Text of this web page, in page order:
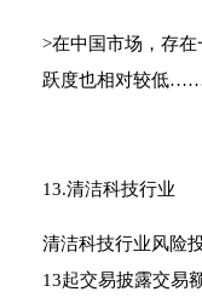
>在中国市场，存
跃度也相对较低
13.清洁科技行业
清洁科技行业风险
13起交易披露交易